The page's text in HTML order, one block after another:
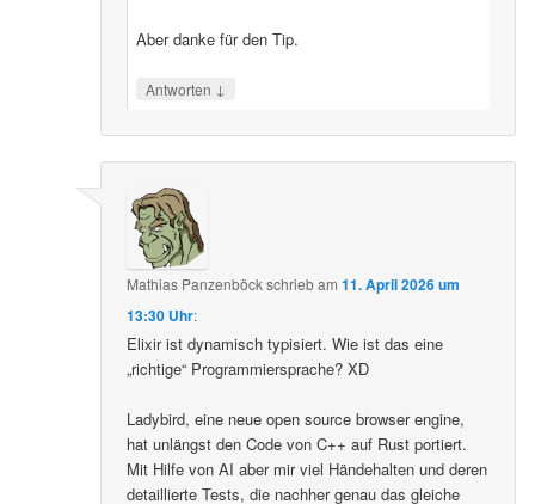
Aber danke für den Tip.
Antworten ↓
Mathias Panzenböckschriebam11. April 2026 um
13:30 Uhr:
Elixir ist dynamisch typisiert. Wie ist das eine
„richtige“ Programmiersprache? XD
Ladybird, eine neue open source browser engine,
hat unlängst den Code von C++ auf Rust portiert.
Mit Hilfe von AI aber mir viel Händehalten und deren
detaillierte Tests, die nachher genau das gleiche